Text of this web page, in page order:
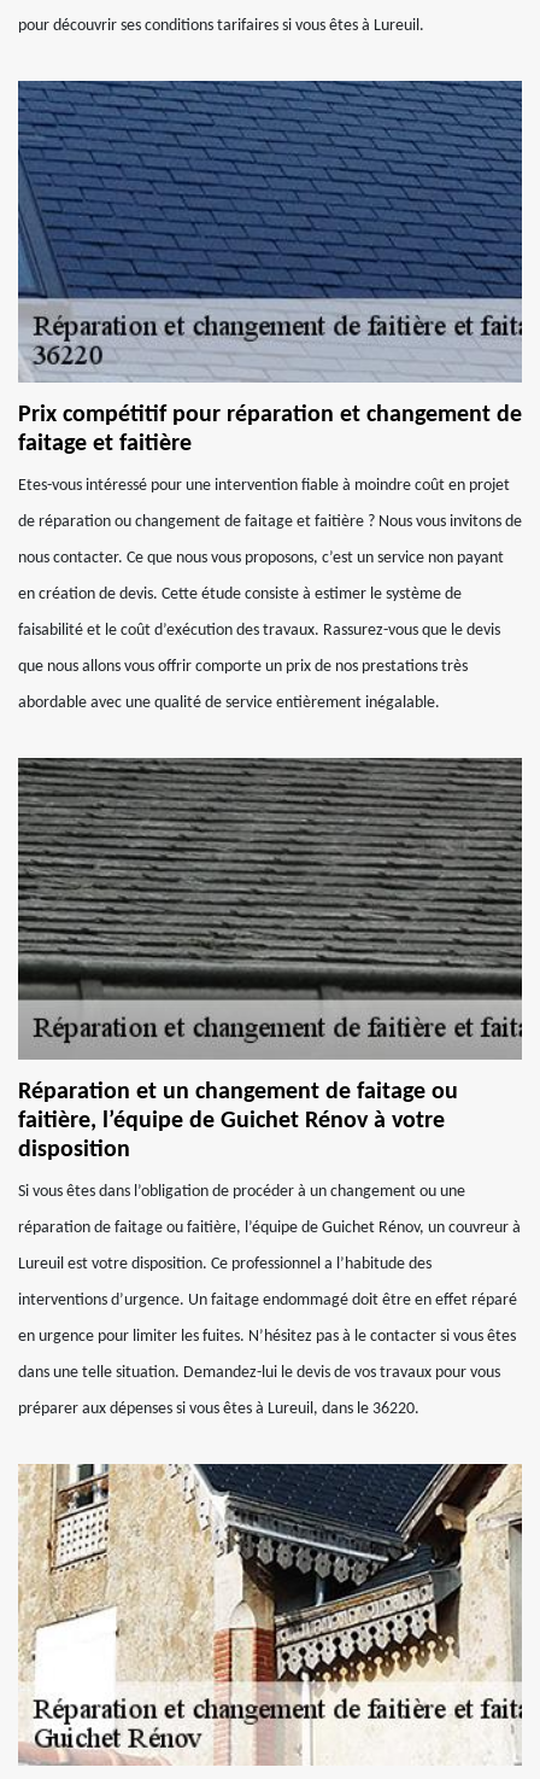
pour découvrir ses conditions tarifaires si vous êtes à Lureuil.
Prix compétitif pour réparation et changement de
faitage et faitière
Etes-vous intéressé pour une intervention fiable à moindre coût en projet
de réparation ou changement de faitage et faitière ? Nous vous invitons de
nous contacter. Ce que nous vous proposons, c’est un service non payant
en création de devis. Cette étude consiste à estimer le système de
faisabilité et le coût d’exécution des travaux. Rassurez-vous que le devis
que nous allons vous offrir comporte un prix de nos prestations très
abordable avec une qualité de service entièrement inégalable.
Réparation et un changement de faitage ou
faitière, l’équipe de Guichet Rénov à votre
disposition
Si vous êtes dans l’obligation de procéder à un changement ou une
réparation de faitage ou faitière, l’équipe de Guichet Rénov, un couvreur à
Lureuil est votre disposition. Ce professionnel a l’habitude des
interventions d’urgence. Un faitage endommagé doit être en effet réparé
en urgence pour limiter les fuites. N’hésitez pas à le contacter si vous êtes
dans une telle situation. Demandez-lui le devis de vos travaux pour vous
préparer aux dépenses si vous êtes à Lureuil, dans le 36220.